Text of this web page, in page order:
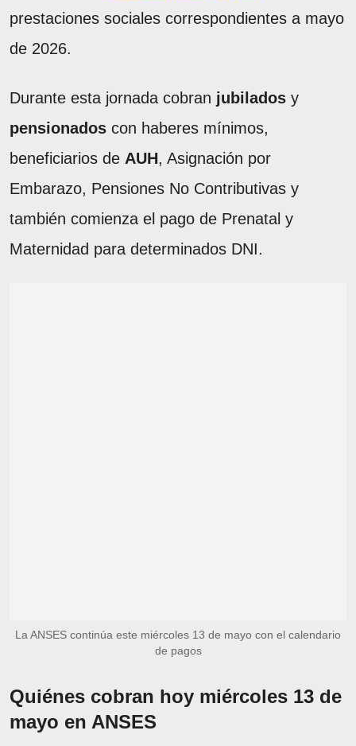
prestaciones sociales correspondientes a mayo
de 2026.
Durante esta jornada cobran jubilados y
pensionados con haberes mínimos,
beneficiarios de AUH, Asignación por
Embarazo, Pensiones No Contributivas y
también comienza el pago de Prenatal y
Maternidad para determinados DNI.
La ANSES continúa este miércoles 13 de mayo con el calendario
de pagos
Quiénes cobran hoy miércoles 13 de
mayo en ANSES